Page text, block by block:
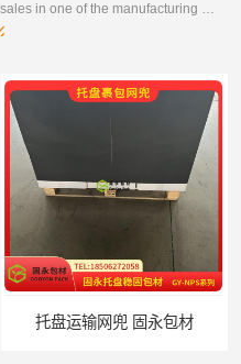
Development, design, production and sales in one of the manufacturing enterprises
托盘运输网兜 固永包材